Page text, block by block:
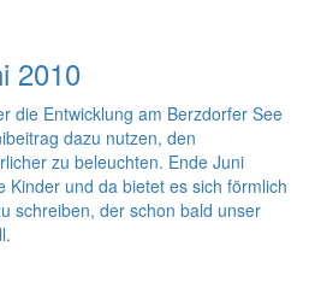
2010
die Entwicklung am Berzdorfer See
dazu nutzen, den
zu beleuchten. Ende Juni
und da bietet es sich förmlich
schreiben, der schon bald unser